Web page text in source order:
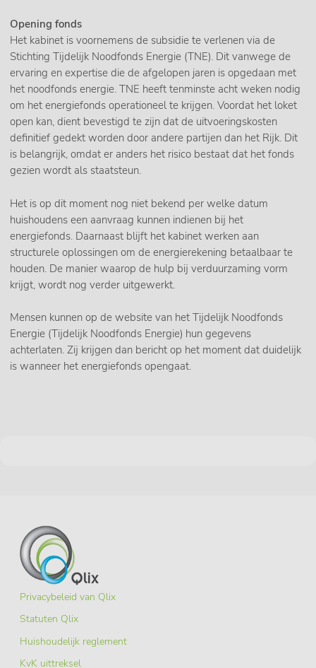
Opening fonds
Het kabinet is voornemens de subsidie te verlenen via de
Stichting Tijdelijk Noodfonds Energie (TNE). Dit vanwege de
ervaring en expertise die de afgelopen jaren is opgedaan met
het noodfonds energie. TNE heeft tenminste acht weken nodig
om het energiefonds operationeel te krijgen. Voordat het loket
open kan, dient bevestigd te zijn dat de uitvoeringskosten
definitief gedekt worden door andere partijen dan het Rijk. Dit
is belangrijk, omdat er anders het risico bestaat dat het fonds
gezien wordt als staatsteun.
Het is op dit moment nog niet bekend per welke datum
huishoudens een aanvraag kunnen indienen bij het
energiefonds. Daarnaast blijft het kabinet werken aan
structurele oplossingen om de energierekening betaalbaar te
houden. De manier waarop de hulp bij verduurzaming vorm
krijgt, wordt nog verder uitgewerkt.
Mensen kunnen op de website van het Tijdelijk Noodfonds
Energie (Tijdelijk Noodfonds Energie) hun gegevens
achterlaten. Zij krijgen dan bericht op het moment dat duidelijk
is wanneer het energiefonds opengaat.
Privacybeleid van Qlix
Statuten Qlix
Huishoudelijk reglement
KvK uittreksel